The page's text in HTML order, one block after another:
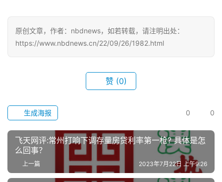
首
汉
办
事
旅
原创文章，作者：nbdnews，如若转载，请注明出处：
https://www.nbdnews.cn/22/09/26/1982.html
赞 (0)
0 0
生成海报
飞天网评:常州打响下调存量房贷利率第一枪? 具体是怎
么回事？
上一篇 2023年7月22日 上午9:26